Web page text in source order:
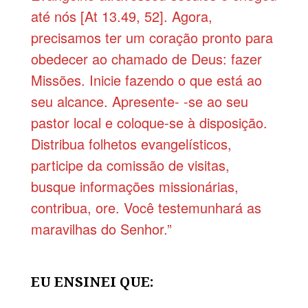
até nós [At 13.49, 52]. Agora,
precisamos ter um coração pronto para
obedecer ao chamado de Deus: fazer
Missões. Inicie fazendo o que está ao
seu alcance. Apresente- -se ao seu
pastor local e coloque-se à disposição.
Distribua folhetos evangelísticos,
participe da comissão de visitas,
busque informações missionárias,
contribua, ore. Você testemunhará as
maravilhas do Senhor.”
EU ENSINEI QUE: